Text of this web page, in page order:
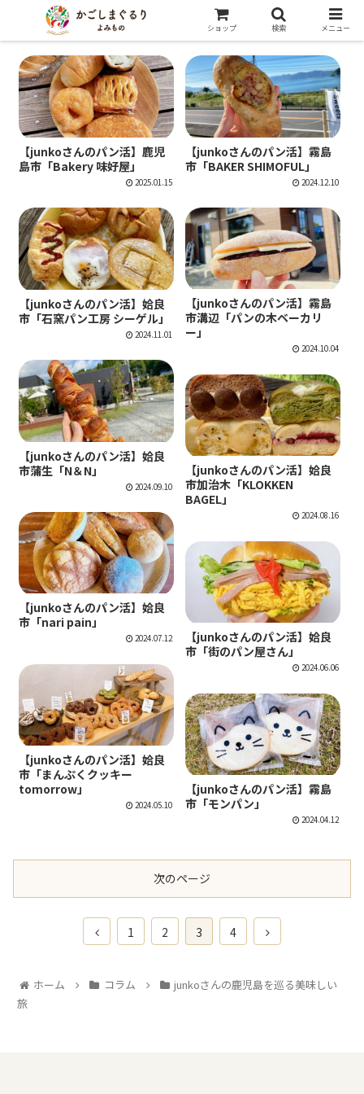
junkoさんの鹿児島を巡る美味しい旅
【junkoさんのパン活】鹿児
島市「Bakery 味好屋」
2025.01.15
junkoさんの鹿児島を巡る美味しい旅
【junkoさんのパン活】霧島
市「BAKER SHIMOFUL」
2024.12.10
junkoさんの鹿児島を巡る美味しい旅
【junkoさんのパン活】姶良
市「石窯パン工房 シーゲル」
2024.11.01
junkoさんの鹿児島を巡る美味しい旅
【junkoさんのパン活】霧島
市溝辺「パンの木ベーカリ
ー」
2024.10.04
junkoさんの鹿児島を巡る美味しい旅
【junkoさんのパン活】姶良
市蒲生「N＆N」
2024.09.10
junkoさんの鹿児島を巡る美味しい旅
【junkoさんのパン活】姶良
市加治木「KLOKKEN
BAGEL」
2024.08.16
junkoさんの鹿児島を巡る美味しい旅
【junkoさんのパン活】姶良
市「nari pain」
2024.07.12 junkoさんの鹿児島を巡る美味しい旅
【junkoさんのパン活】姶良
市「街のパン屋さん」
2024.06.06
junkoさんの鹿児島を巡る美味しい旅
【junkoさんのパン活】姶良
市「まんぷくクッキー
tomorrow」
2024.05.10
junkoさんの鹿児島を巡る美味しい旅
【junkoさんのパン活】霧島
市「モンパン」
2024.04.12
次のページ
1 2 3 4
ホーム コラム
junkoさんの鹿児島を巡る美味しい
旅
ショップ 検索 メニュー